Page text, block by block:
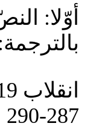
أوّلا:
بالترجمة:
287-290